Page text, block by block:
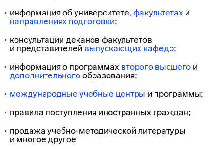
информация об университете, факультетах и
направлениях подготовки;
консультации деканов факультетов
и представителей выпускающих кафедр;
информация о программах второго высшего и
дополнительногообразования;
международные учебные центры и программы;
правила поступления иностранных граждан;
продажа учебно-методической литературы
и многое другое.